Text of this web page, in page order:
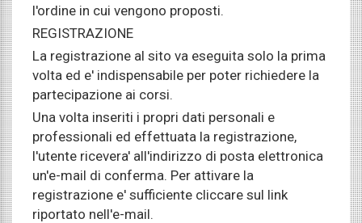
l'ordine in cui vengono proposti.
REGISTRAZIONE
La registrazione al sito va eseguita solo la prima
volta ed e' indispensabile per poter richiedere la
partecipazione ai corsi.
Una volta inseriti i propri dati personali e
professionali ed effettuata la registrazione,
l'utente ricevera' all'indirizzo di posta elettronica
un'e-mail di conferma. Per attivare la
registrazione e' sufficiente cliccare sul link
riportato nell'e-mail.